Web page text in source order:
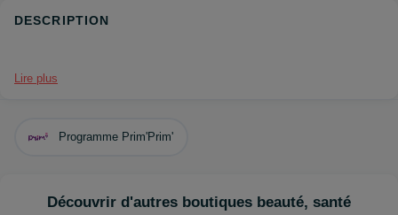
DESCRIPTION
Lire plus
Programme Prim'Prim'
Découvrir d'autres boutiques beauté, santé